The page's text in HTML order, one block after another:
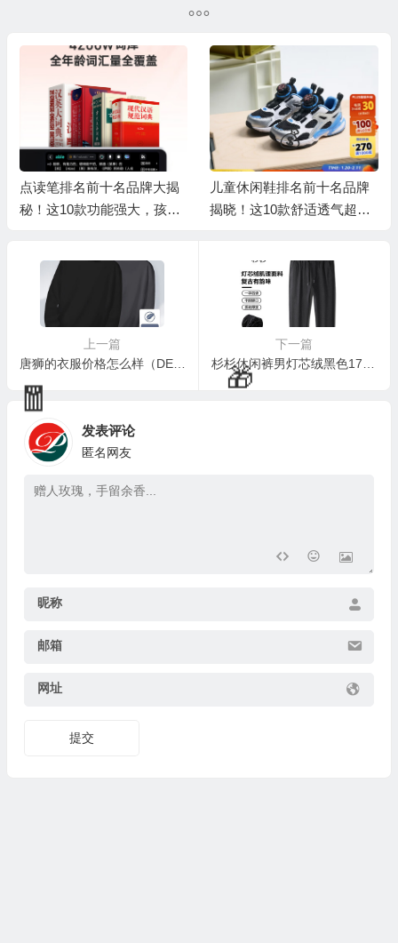
点读笔排名前十名品牌大揭
秘！这10款功能强大，孩子
儿童休闲鞋排名前十名品牌
揭晓！这10款舒适透气超好
上一篇
唐狮的衣服价格怎么样（DESSO唐狮T恤 男款秋冬季半高领 2XL男士T恤是否值得入手）
下一篇
发表评论
匿名网友
昵称
邮箱
网址
提交
💰
🧧